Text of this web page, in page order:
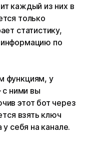
каждый из них в
только
статистику,
по
функциям, у
ними вы
этот бот через
взять ключ
себя на канале.